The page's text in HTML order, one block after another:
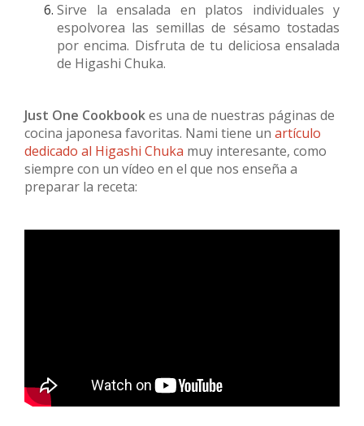
Sirve la ensalada en platos individuales y
espolvorea las semillas de sésamo tostadas
por encima. Disfruta de tu deliciosa ensalada
de Higashi Chuka.
Just One Cookbookes una de nuestras páginas de
cocina japonesa favoritas. Nami tiene un artículo
dedicado al Higashi Chuka muy interesante, como
siempre con un vídeo en el que nos enseña a
preparar la receta: